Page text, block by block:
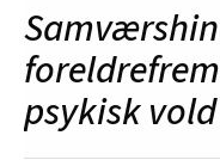
psykisk